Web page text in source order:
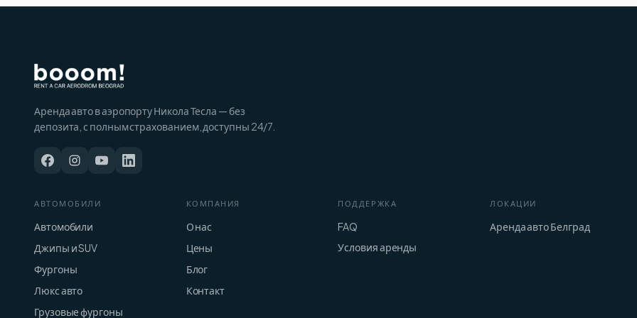
Аренда авто в аэропорту Никола Тесла — без
депозита, с полным страхованием, доступны 24/7.
АВТОМОБИЛИ
Автомобили
Джипы и SUV
Фургоны
Люкс авто
Грузовые фургоны
КОМПАНИЯ
О нас
Цены
Блог
Контакт
ПОДДЕРЖКА
FAQ
Условия аренды
ЛОКАЦИИ
Аренда авто Белград